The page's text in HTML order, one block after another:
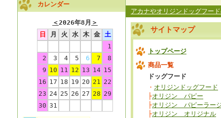
カレンダー
＜2026年8月 ＞
日
月 火 水 木 金
土
1
2
3 4 5 6 7
8
9 10 11 12 13 14 15
16 17 18 19 20 21 22
23 24 25 26 27 28 29
30 31
アカナやオリジンドッグフード
サイトマップ
トップページ
商品一覧
ドッグフード
・ オリジンドッグフード
├オリジン パピー
├オリジン パピーラー
├オリジン オリジナル